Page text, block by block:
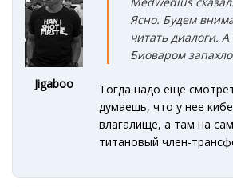
Jigaboo
Ясно. Будем
читать диалоги. А
Биоваром
Тогда надо еще
думаешь, что у нее
влагалище, а там на
титановый член-